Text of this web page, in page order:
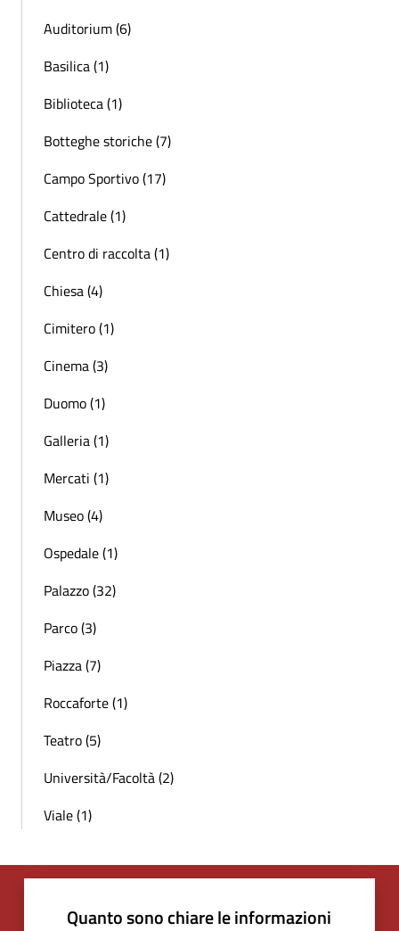
Auditorium (6)
Basilica (1)
Biblioteca (1)
Botteghe storiche (7)
Campo Sportivo (17)
Cattedrale (1)
Centro di raccolta (1)
Chiesa (4)
Cimitero (1)
Cinema (3)
Duomo (1)
Galleria (1)
Mercati (1)
Museo (4)
Ospedale (1)
Palazzo (32)
Parco (3)
Piazza (7)
Roccaforte (1)
Teatro (5)
Università/Facoltà (2)
Viale (1)
Quanto sono chiare le informazioni